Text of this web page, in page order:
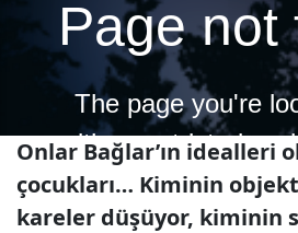
Onlar Bağlar’ın idealleri
çocukları… Kiminin
kareler düşüyor, kiminin